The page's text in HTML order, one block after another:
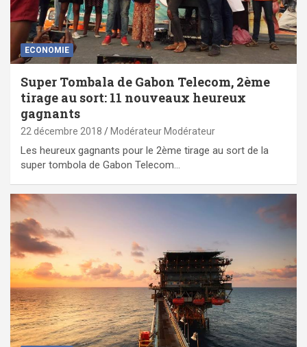
ECONOMIE
Super Tombala de Gabon Telecom, 2ème
tirage au sort: 11 nouveaux heureux
gagnants
22 décembre 2018 Modérateur Modérateur
Les heureux gagnants pour le 2ème tirage au sort de la
super tombola de Gabon Telecom…